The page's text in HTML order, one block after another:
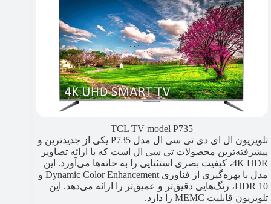
TCL TV model P735
تلویزیون ال ای دی تی سی ال مدل P735 یکی از جدیدترین و
پیشرفته‌ترین محصولات تی سی ال است که با ارائه تصاویر
4K HDR، کیفیت بصری استثنایی را به خانه‌ها می‌آورد. این
مدل با بهره‌گیری از فناوری Dynamic Color Enhancement و
HDR 10، رنگ‌هایی دقیق‌تر و عمیق‌تر را ارائه می‌دهد. این
تلویزیون قابلیت MEMC را دارد.